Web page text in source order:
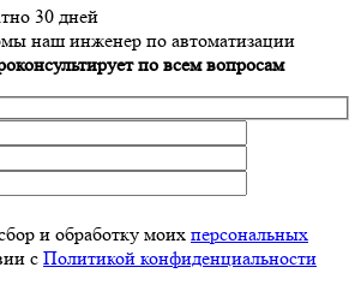
30 дней
наш инженер по автоматизации
по всем вопросам
и обработку моих персональных
с Политикой конфиденциальности